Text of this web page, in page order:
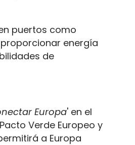
puertos como
energía
de
Europa' en el
Verde Europeo y
a Europa